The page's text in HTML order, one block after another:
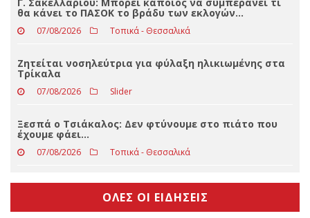
Eφυγε από τη ζωή ο Γρηγόριος Αποσ. Γκανάς
07/08/2026 Δελτία Τύπου
Γ. Σακελλαρίου: Μπορεί κάποιος να συμπεράνει τι
θα κάνει το ΠΑΣΟΚ το βράδυ των εκλογών…
07/08/2026 Τοπικά - Θεσσαλικά
Ζητείται νοσηλεύτρια για φύλαξη ηλικιωμένης στα
Τρίκαλα
07/08/2026 Slider
Ξεσπά ο Τσιάκαλος: Δεν φτύνουμε στο πιάτο που
07/08/2026 Τοπικά - Θεσσαλικά